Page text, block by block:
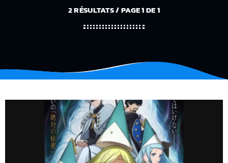
2 RÉSULTATS / PAGE 1 DE 1